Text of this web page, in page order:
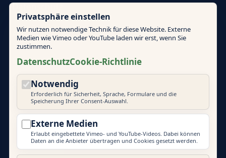
Datenschutz
AGB
Cookie-Richtlinie
Cookie-Einstellungen
© 2026 Mallorca Teambuilding
Privatsphäre einstellen
Wir nutzen notwendige Technik für diese Website. Externe
Medien wie Vimeo oder YouTube laden wir erst, wenn Sie
zustimmen.
DatenschutzCookie-Richtlinie
Notwendig
Erforderlich für Sicherheit, Sprache, Formulare und die
Speicherung Ihrer Consent-Auswahl.
Externe Medien
Erlaubt eingebettete Vimeo- und YouTube-Videos. Dabei können
Daten an die Anbieter übertragen und Cookies gesetzt werden.